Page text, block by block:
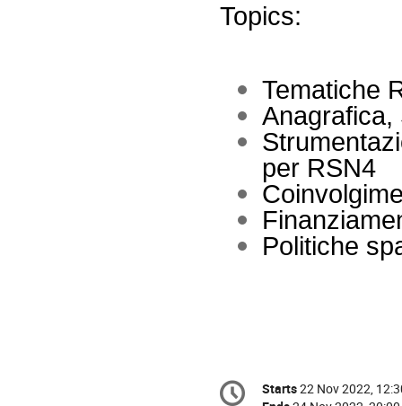
Topics:
Tematiche
Anagrafica,
per RSN4
Politiche
Conference
Date/Time
Starts22 Nov 2022,